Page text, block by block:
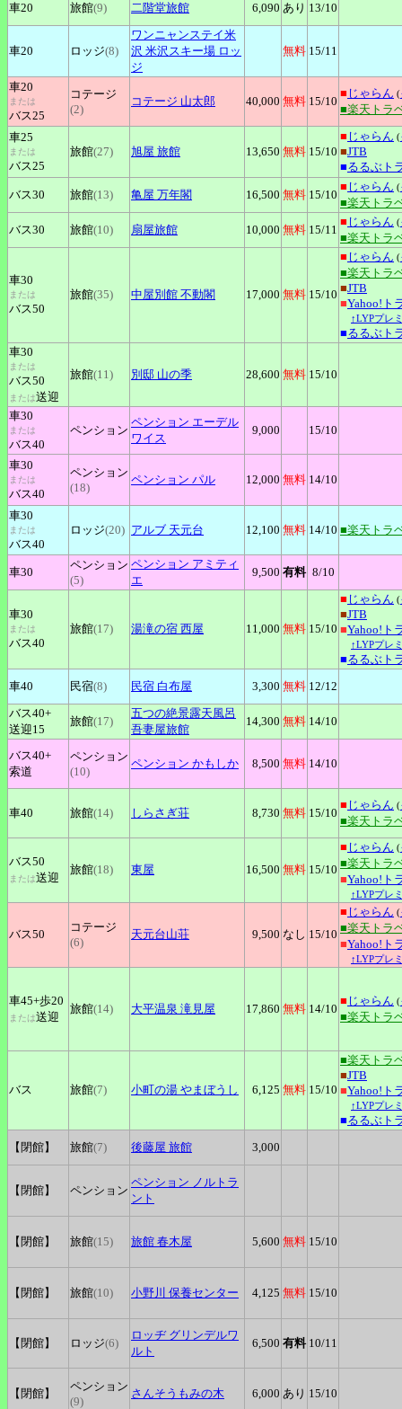
車20 旅館(9) 二階堂旅館 6,090 あり 13/10
車20 ロッジ(8)
ワンニャンステイ米
沢 米沢スキー場 ロッ
ジ
無料 15/11
車20
または
バス25
コテージ
(2)
コテージ 山太郎 40,000 無料 15/10
■ じゃらん (
■楽天トラ
車25
または
バス25
旅館(27) 旭屋 旅館 13,650 無料 15/10
■ じゃらん (
■JTB
■るるぶト
バス30 旅館(13) 亀屋 万年閣 16,500 無料 15/10
■ じゃらん (
■楽天トラ
バス30
旅館(10) 扇屋旅館 10,000 無料 15/11
■ じゃらん (
■楽天トラ
車30
または
バス50
旅館(35) 中屋別館 不動閣 17,000 無料 15/10
■ じゃらん (
■楽天トラ
■JTB
■Yahoo!ト
↑LYPプレ
■るるぶト
車30
または
バス50
または送迎
旅館(11) 別邸 山の季 28,600 無料 15/10
車30
または
バス40
ペンション
ペンション エーデル
ワイス
9,000 15/10
車30
または
バス40
ペンション
(18)
ペンション パル 12,000 無料 14/10
車30
または
バス40
ロッジ(20) アルブ 天元台 12,100 無料 14/10 ■楽天トラ
車30
ペンション
(5)
ペンション アミティ
エ
9,500 有料 8/10
車30
または
バス40
旅館(17) 湯滝の宿 西屋 11,000 無料 15/10
■ じゃらん (
■JTB
■Yahoo!ト
↑LYPプレ
■るるぶト
車40
民宿(8) 民宿 白布屋 3,300 無料 12/12
バス40+
送迎15
旅館(17)
五つの絶景露天風呂
吾妻屋旅館
14,300 無料 14/10
バス40+
索道
ペンション
(10)
ペンション かもしか 8,500 無料 14/10
車40 旅館(14) しらさぎ荘 8,730 無料 15/10
■ じゃらん (
■楽天トラ
バス50
または送迎
旅館(18) 東屋 16,500 無料 15/10
■ じゃらん (
■楽天トラ
■Yahoo!ト
↑LYPプレ
バス50
コテージ
(6)
天元台山荘 9,500 なし 15/10
■ じゃらん (
■楽天トラ
■Yahoo!ト
↑LYPプレ
車45+歩20
または送迎
旅館(14) 大平温泉 滝見屋 17,860 無料 14/10
■ じゃらん (
■楽天トラ
バス 旅館(7) 小町の湯 やまぼうし 6,125 無料 15/10
■楽天トラ
■JTB
■Yahoo!ト
↑LYPプレ
■るるぶト
【閉館】
旅館(7) 後藤屋 旅館 3,000
【閉館】 ペンション
ペンション ノルトラ
ント
【閉館】 旅館(15) 旅館 春木屋 5,600 無料 15/10
【閉館】 旅館(10) 小野川 保養センター 4,125 無料 15/10
【閉館】 ロッジ(6)
ロッヂ グリンデルワ
ルト
6,500 有料 10/11
【閉館】
ペンション
(9)
さんそうもみの木 6,000 あり 15/10